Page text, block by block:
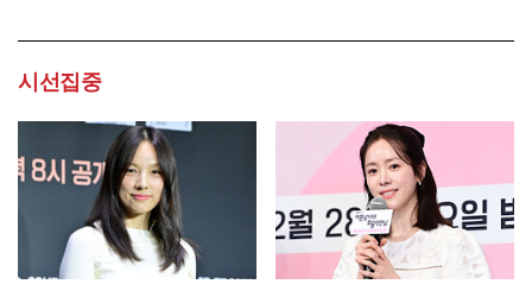
시선집중